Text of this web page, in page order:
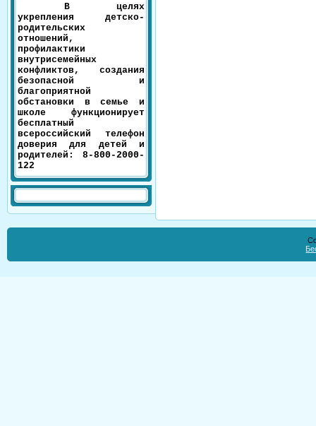
В целях
укрепления детско-
родительских
отношений,
профилактики
внутрисемейных
конфликтов, создания
безопасной и
благоприятной
обстановки в семье и
школе функционирует
бесплатный
всероссийский телефон
доверия для детей и
родителей: 8-800-2000-
122